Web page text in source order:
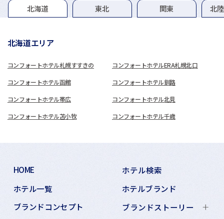
グループホテル一覧
北海道 東北 関東 北
北海道エリア
コンフォートホテル札幌すすきの コンフォートホテルERA札幌北口
コンフォートホテル函館 コンフォートホテル釧路
コンフォートホテル帯広 コンフォートホテル北見
コンフォートホテル苫小牧 コンフォートホテル千歳
HOME
ホテル検索
ホテル一覧
ホテルブランド
ブランドコンセプト
ブランドストーリー